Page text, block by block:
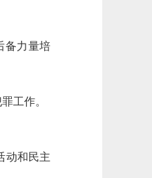
备力量培
工作。
动和民主